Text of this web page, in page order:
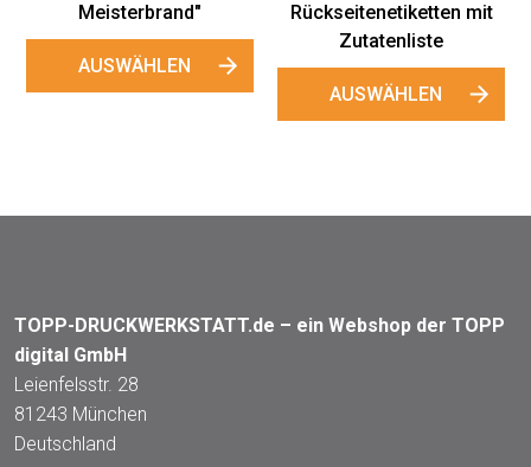
Rückseitenetiketten mit
Zutatenliste
AUSWÄHLEN
TOPP-DRUCKWERKSTATT.de – ein Webshop der TOPP
digital GmbH
Leienfelsstr. 28
81243 München
Deutschland